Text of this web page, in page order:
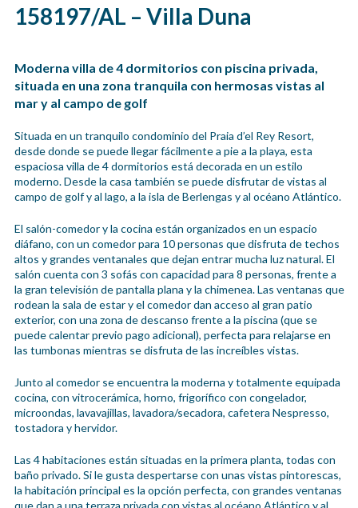
158197/AL – Villa Duna
Moderna villa de 4 dormitorios con piscina privada,
situada en una zona tranquila con hermosas vistas al
mar y al campo de golf
Situada en un tranquilo condominio del Praia d’el Rey Resort,
desde donde se puede llegar fácilmente a pie a la playa, esta
espaciosa villa de 4 dormitorios está decorada en un estilo
moderno. Desde la casa también se puede disfrutar de vistas al
campo de golf y al lago, a la isla de Berlengas y al océano Atlántico.
El salón-comedor y la cocina están organizados en un espacio
diáfano, con un comedor para 10 personas que disfruta de techos
altos y grandes ventanales que dejan entrar mucha luz natural. El
salón cuenta con 3 sofás con capacidad para 8 personas, frente a
la gran televisión de pantalla plana y la chimenea. Las ventanas que
rodean la sala de estar y el comedor dan acceso al gran patio
exterior, con una zona de descanso frente a la piscina (que se
puede calentar previo pago adicional), perfecta para relajarse en
las tumbonas mientras se disfruta de las increíbles vistas.
Junto al comedor se encuentra la moderna y totalmente equipada
cocina, con vitrocerámica, horno, frigorífico con congelador,
microondas, lavavajillas, lavadora/secadora, cafetera Nespresso,
tostadora y hervidor.
Las 4 habitaciones están situadas en la primera planta, todas con
baño privado. Si le gusta despertarse con unas vistas pintorescas,
la habitación principal es la opción perfecta, con grandes ventanas
que dan a una terraza privada con vistas al océano Atlántico y al